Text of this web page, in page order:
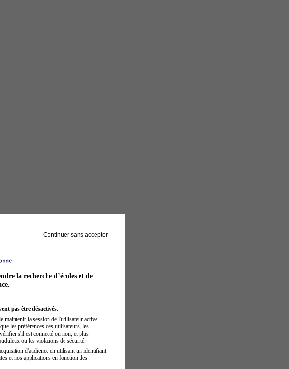
Continuer sans accepter
la recherche d’écoles et de
pas être désactivés.
maintenir la session de l'utilisateur active
les préférences des utilisateurs, les
s'il est connecté ou non, et plus
ou les violations de sécurité.
d'audience en utilisant un identifiant
et nos applications en fonction des